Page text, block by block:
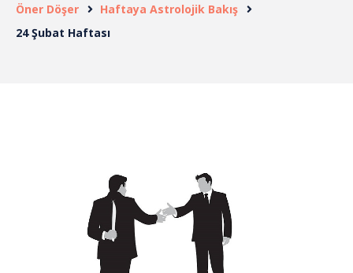
Öner Döşer
Haftaya Astrolojik Bakış
24 Şubat Haftası